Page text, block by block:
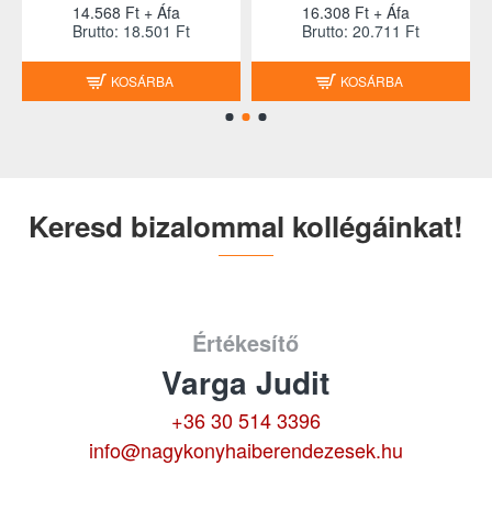
14.568 Ft + Áfa
Brutto: 18.501 Ft
KOSÁRBA
16.308 Ft + Áfa
Brutto: 20.711 Ft
KOSÁRBA
Keresd bizalommal kollégáinkat!
Értékesítő
Varga Judit
+36 30 514 3396
info@nagykonyhaiberendezesek.hu